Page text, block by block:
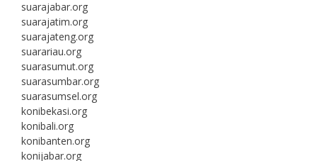
suarajabar.org
suarajatim.org
suarajateng.org
suarariau.org
suarasumut.org
suarasumbar.org
suarasumsel.org
konibekasi.org
konibali.org
konibanten.org
konijabar.org